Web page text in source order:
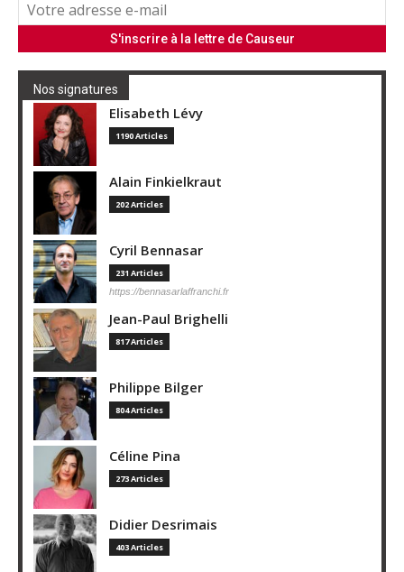
Nos signatures
Elisabeth Lévy
1190 Articles
Alain Finkielkraut
202 Articles
Cyril Bennasar
231 Articles
https://bennasarlaffranchi.fr
Jean-Paul Brighelli
817 Articles
Philippe Bilger
804 Articles
Céline Pina
273 Articles
Didier Desrimais
403 Articles